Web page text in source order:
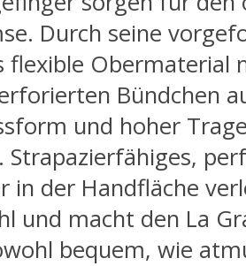
Durch seine
flexible Obermaterial
Bündchen
und hoher
Strapazierfähiges,
in der Handfläche
und macht den La
bequem, wie